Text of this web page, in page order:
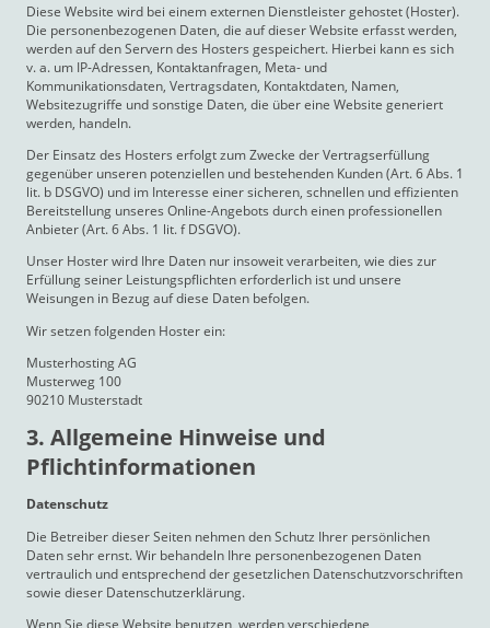
Diese Website wird bei einem externen Dienstleister gehostet (Hoster).
Die personenbezogenen Daten, die auf dieser Website erfasst werden,
werden auf den Servern des Hosters gespeichert. Hierbei kann es sich
v. a. um IP-Adressen, Kontaktanfragen, Meta- und
Kommunikationsdaten, Vertragsdaten, Kontaktdaten, Namen,
Websitezugriffe und sonstige Daten, die über eine Website generiert
werden, handeln.
Der Einsatz des Hosters erfolgt zum Zwecke der Vertragserfüllung
gegenüber unseren potenziellen und bestehenden Kunden (Art. 6 Abs. 1
lit. b DSGVO) und im Interesse einer sicheren, schnellen und effizienten
Bereitstellung unseres Online-Angebots durch einen professionellen
Anbieter (Art. 6 Abs. 1 lit. f DSGVO).
Unser Hoster wird Ihre Daten nur insoweit verarbeiten, wie dies zur
Erfüllung seiner Leistungspflichten erforderlich ist und unsere
Weisungen in Bezug auf diese Daten befolgen.
Wir setzen folgenden Hoster ein:
Musterhosting AG
Musterweg 100
90210 Musterstadt
3. Allgemeine Hinweise und
Pflicht­informationen
Datenschutz
Die Betreiber dieser Seiten nehmen den Schutz Ihrer persönlichen
Daten sehr ernst. Wir behandeln Ihre personenbezogenen Daten
vertraulich und entsprechend der gesetzlichen Datenschutzvorschriften
sowie dieser Datenschutzerklärung.
Wenn Sie diese Website benutzen, werden verschiedene